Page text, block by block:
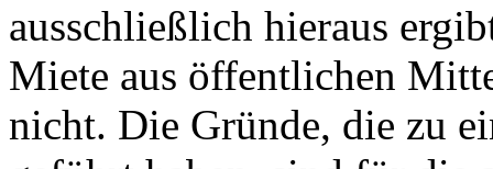
ausschließlich hieraus
Miete aus öffentlichen
nicht. Die Gründe, die zu